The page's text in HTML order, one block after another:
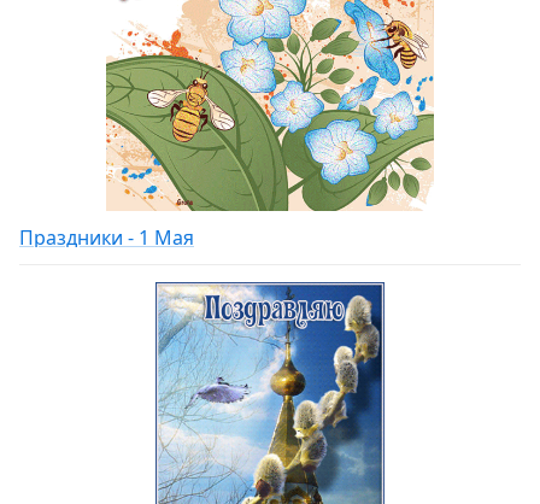
Праздники - 1 Мая